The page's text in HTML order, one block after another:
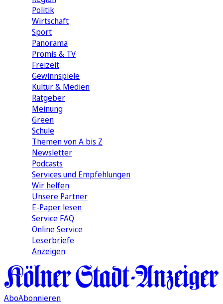
Politik
Wirtschaft
Sport
Panorama
Promis & TV
Freizeit
Gewinnspiele
Kultur & Medien
Ratgeber
Meinung
Green
Schule
Themen von A bis Z
Newsletter
Podcasts
Services und Empfehlungen
Wir helfen
Unsere Partner
E-Paper lesen
Service FAQ
Online Service
Leserbriefe
Anzeigen
AboAbonnieren